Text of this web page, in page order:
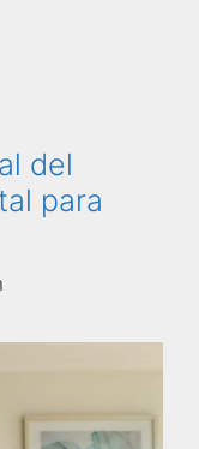
del
para